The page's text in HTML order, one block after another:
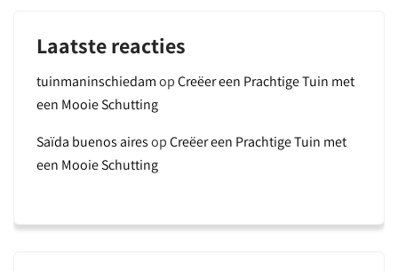
Laatste reacties
tuinmaninschiedamopCreëer een Prachtige Tuin met
een Mooie Schutting
Saïda buenos airesopCreëer een Prachtige Tuin met
een Mooie Schutting